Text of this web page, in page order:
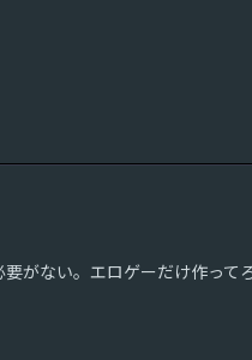
がない。エロゲーだけ作って